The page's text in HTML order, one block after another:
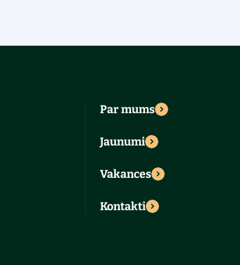
Par mums
Jaunumi
Vakances
Kontakti